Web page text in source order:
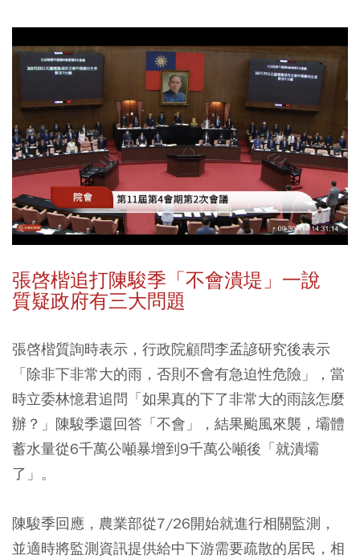
張啓楷追打陳駿季「不會潰堤」一說
質疑政府有三大問題
張啓楷質詢時表示，行政院顧問李孟諺研究後表示
「除非下非常大的雨，否則不會有急迫性危險」，當
時立委林憶君追問「如果真的下了非常大的雨該怎麼
辦？」陳駿季還回答「不會」，結果颱風來襲，壩體
蓄水量從6千萬公噸暴增到9千萬公噸後「就潰壩
了」。
陳駿季回應，農業部從7/26開始就進行相關監測，
並適時將監測資訊提供給中下游需要疏散的居民，相